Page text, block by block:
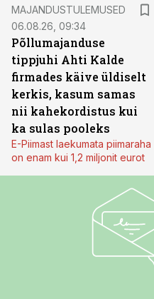
MAJANDUSTULEMUSED
06.08.26, 09:34
Põllumajanduse
tippjuhi Ahti Kalde
firmades käive üldiselt
kerkis, kasum samas
nii kahekordistus kui
ka sulas pooleks
E-Piimast laekumata piimaraha
on enam kui 1,2 miljonit eurot